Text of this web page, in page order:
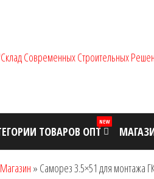
ТОВАРОВ ОПТ
NEW
Магазин » Саморез 3.5×51 для монтажа